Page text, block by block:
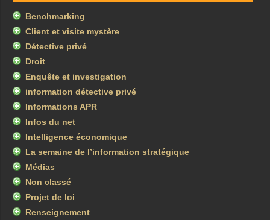
Benchmarking
Client et visite mystère
Détective privé
Droit
Enquête et investigation
information détective privé
Informations APR
Infos du net
Intelligence économique
La semaine de l’information stratégique
Médias
Non classé
Projet de loi
Renseignement